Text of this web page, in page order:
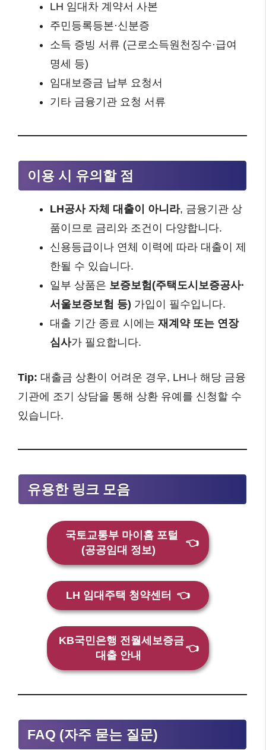
LH 임대차 계약서 사본
주민등록등본·신분증
소득 증빙 서류 (근로소득원천징수·급여
명세 등)
임대보증금 납부 요청서
기타 금융기관 요청 서류
이용 시 유의할 점
LH공사 자체 대출이 아니라, 금융기관 상
품이므로 금리와 조건이 다양합니다.
신용등급이나 연체 이력에 따라 대출이 제
한될 수 있습니다.
일부 상품은 보증보험(주택도시보증공사·
서울보증보험 등) 가입이 필수입니다.
대출 기간 종료 시에는 재계약 또는 연장
심사가 필요합니다.
Tip: 대출금 상환이 어려운 경우, LH나 해당 금융
기관에 조기 상담을 통해 상환 유예를 신청할 수
있습니다.
유용한 링크 모음
국토교통부 마이홈 포털
(공공임대 정보)
👈
LH 임대주택 청약센터👈
KB국민은행 전월세보증금
대출 안내
👈
FAQ (자주 묻는 질문)